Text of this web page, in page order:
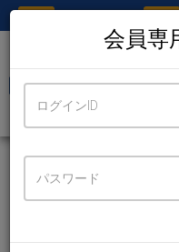
nmrc@nifty.com
会員専用
会員専